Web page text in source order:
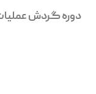
دوره گردش